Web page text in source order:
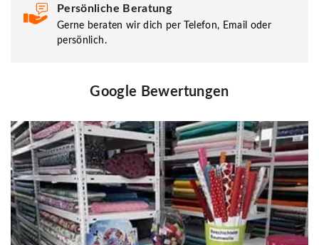
Persönliche Beratung
Gerne beraten wir dich per Telefon, Email oder
persönlich.
Google Bewertungen